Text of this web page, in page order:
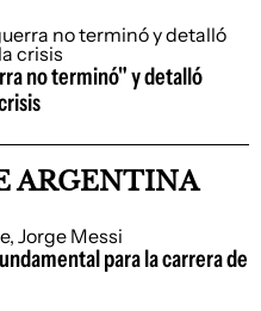
no terminó" y detalló
ARGENTINA
para la carrera de